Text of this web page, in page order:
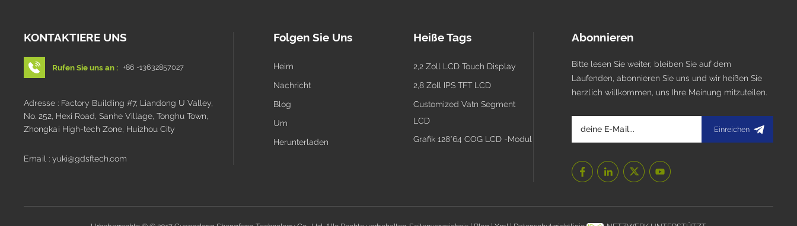
KONTAKTIERE UNS
Rufen Sie uns an : +86 -13632857027
Adresse : Factory Building #7, Liandong U Valley,
No. 252, Hexi Road, Sanhe Village, Tonghu Town,
Zhongkai High-tech Zone, Huizhou City
Email : yuki@gdsftech.com
Folgen Sie Uns
Heim
Nachricht
Blog
Um
Herunterladen
Heiße Tags
2,2 Zoll LCD Touch Display
2,8 Zoll IPS TFT LCD
Customized Vatn Segment
LCD
Grafik 128*64 COG LCD -Modul
Abonnieren
Bitte lesen Sie weiter, bleiben Sie auf dem
Laufenden, abonnieren Sie uns und wir heißen Sie
herzlich willkommen, uns Ihre Meinung mitzuteilen.
Einreichen